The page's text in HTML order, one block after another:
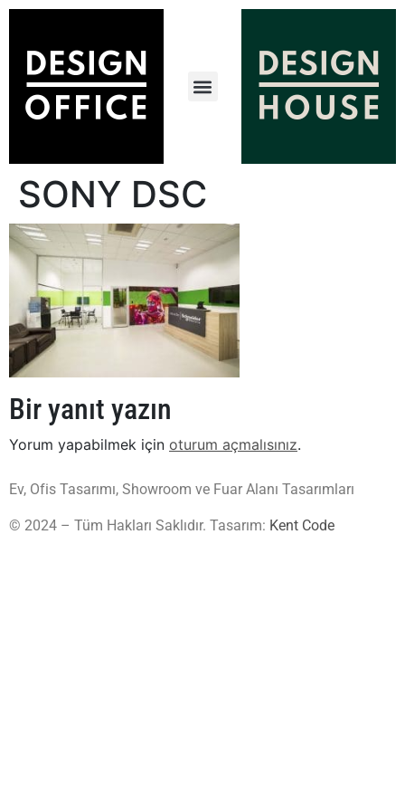
SONY DSC
Bir yanıt yazın
Yorum yapabilmek için oturum açmalısınız.
Ev, Ofis Tasarımı, Showroom ve Fuar Alanı Tasarımları
© 2024 – Tüm Hakları Saklıdır. Tasarım: Kent Code